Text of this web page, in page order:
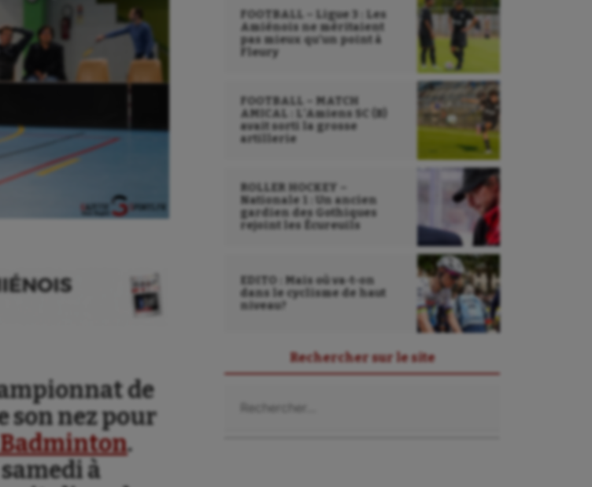
de
son nez pour
.
à
FOOTBALL – Ligue 3 : Les
Amiénois ne méritaient
pas mieux qu’un point à
Fleury
FOOTBALL – MATCH
AMICAL : L’Amiens SC (B)
avait sorti la grosse
artillerie
ROLLER HOCKEY –
Nationale 1 : Un ancien
gardien des Gothiques
rejoint les Écureuils
EDITO : Mais où va-t-on
dans le cyclisme de haut
niveau?
Rechercher sur le site